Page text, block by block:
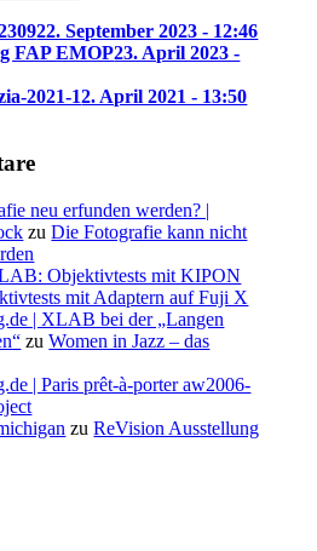
22. September 2023 - 12:46
FAP EMOP23. April 2023 -
2021-12. April 2021 - 13:50
neu erfunden werden? |
zuDie Fotografie kann nicht
Objektivtests mit KIPON
mit Adaptern auf Fuji X
| XLAB bei der „Langen
zuWomen in Jazz – das
| Paris prêt-à-porter aw2006-
zuReVision Ausstellung